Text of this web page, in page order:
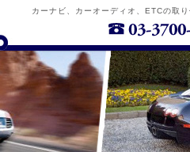
カーナビ、カーオーディオ、ETCの取